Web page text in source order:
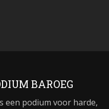
BAROEG
een podium voor harde,